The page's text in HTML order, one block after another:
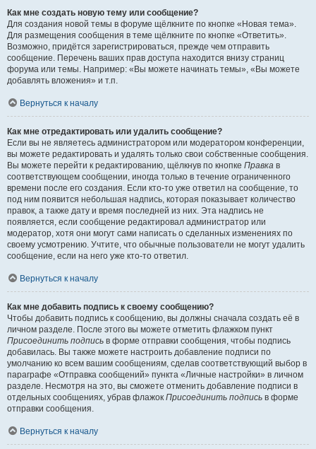
Как мне создать новую тему или сообщение?
Для создания новой темы в форуме щёлкните по кнопке «Новая тема».
Для размещения сообщения в теме щёлкните по кнопке «Ответить».
Возможно, придётся зарегистрироваться, прежде чем отправить
сообщение. Перечень ваших прав доступа находится внизу страниц
форума или темы. Например: «Вы можете начинать темы», «Вы можете
добавлять вложения» и т.п.
Вернуться к началу
Как мне отредактировать или удалить сообщение?
Если вы не являетесь администратором или модератором конференции,
вы можете редактировать и удалять только свои собственные сообщения.
Вы можете перейти к редактированию, щёлкнув по кнопке Правка в
соответствующем сообщении, иногда только в течение ограниченного
времени после его создания. Если кто-то уже ответил на сообщение, то
под ним появится небольшая надпись, которая показывает количество
правок, а также дату и время последней из них. Эта надпись не
появляется, если сообщение редактировал администратор или
модератор, хотя они могут сами написать о сделанных изменениях по
своему усмотрению. Учтите, что обычные пользователи не могут удалить
сообщение, если на него уже кто-то ответил.
Вернуться к началу
Как мне добавить подпись к своему сообщению?
Чтобы добавить подпись к сообщению, вы должны сначала создать её в
личном разделе. После этого вы можете отметить флажком пункт
Присоединить подпись в форме отправки сообщения, чтобы подпись
добавилась. Вы также можете настроить добавление подписи по
умолчанию ко всем вашим сообщениям, сделав соответствующий выбор в
параграфе «Отправка сообщений» пункта «Личные настройки» в личном
разделе. Несмотря на это, вы сможете отменить добавление подписи в
отдельных сообщениях, убрав флажок Присоединить подпись в форме
отправки сообщения.
Вернуться к началу